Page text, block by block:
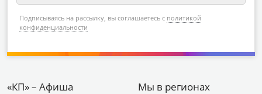
Подписываясь на рассылку, вы соглашаетесь с политикой
конфиденциальности
«КП» – Афиша Мы в регионах